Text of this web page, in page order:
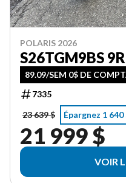
POLARIS 2026
S26TGM9BS
89.09/SEM 0$ DE
7335
23 639 $
Épargnez 1 640
21 999 $
VOIR